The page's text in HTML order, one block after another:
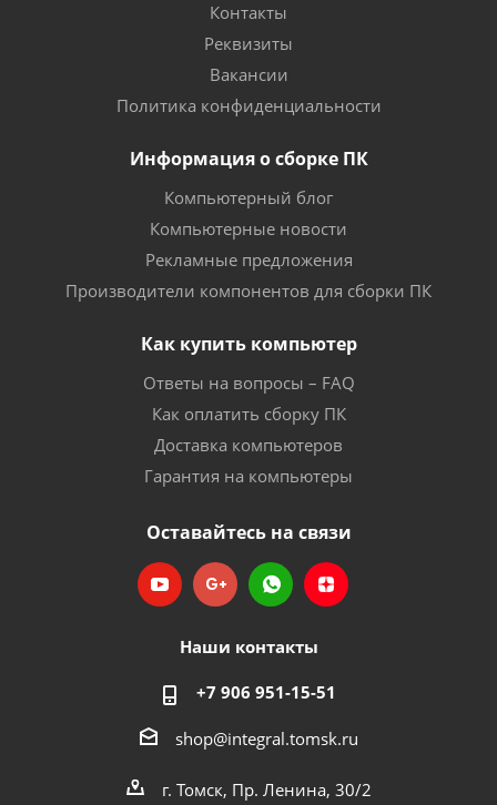
Контакты
Реквизиты
Вакансии
Политика конфиденциальности
Информация о сборке ПК
Компьютерный блог
Компьютерные новости
Рекламные предложения
Производители компонентов для сборки ПК
Как купить компьютер
Ответы на вопросы – FAQ
Как оплатить сборку ПК
Доставка компьютеров
Гарантия на компьютеры
Оставайтесь на связи
Наши контакты
+7 906 951-15-51
shop@integral.tomsk.ru
г. Томск, Пр. Ленина, 30/2